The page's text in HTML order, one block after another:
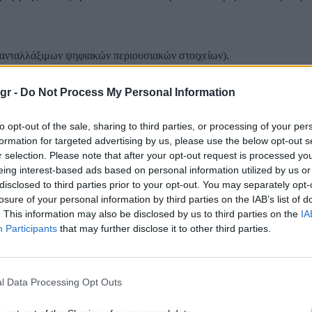
- Do Not Process My Personal Information
opt-out of the sale, sharing to third parties, or processing of your
for targeted advertising by us, please use the below opt-out
selection. Please note that after your opt-out request is processed
interest-based ads based on personal information utilized by us
to third parties prior to your opt-out. You may separately
of your personal information by third parties on the IAB’s list of
This information may also be disclosed by us to third parties on the
Participants that may further disclose it to other third parties.
Data Processing Opt Outs
ψηφιακών περιουσιακών στοιχείων).
συναλλαγές σε μετοχές κατά τη διάρκεια του 2025, ενώ ο
σχετίζονται με τα κρυπτονομίσματα.
που κυριαρχεί στην αγορά των μικροτσίπ τεχνητής
του Τραμπ αγόρασαν μετοχές της Nvidia αξίας μεταξύ 5
αποφάσεις.
που διαχειρίζονται τα κεφάλαιά μου και δεν συζητώ μαζί τους
το 2021, ο Ντόναλντ Τραμπ εξακολουθεί να λαμβάνει δύο